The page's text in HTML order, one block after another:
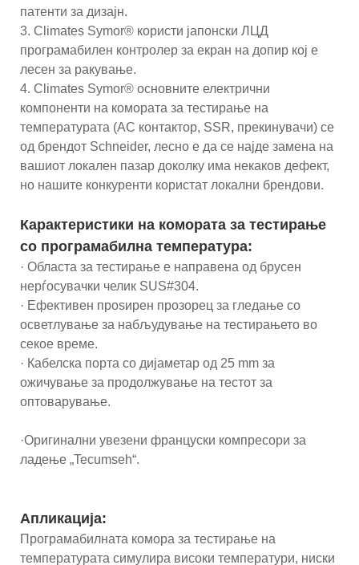
патенти за дизајн.
3. Climates Symor® користи јапонски ЛЦД
програмабилен контролер за екран на допир кој е
лесен за ракување.
4. Climates Symor® основните електрични
компоненти на комората за тестирање на
температурата (AC контактор, SSR, прекинувачи) се
од брендот Schneider, лесно е да се најде замена на
вашиот локален пазар доколку има некаков дефект,
но нашите конкуренти користат локални брендови.
Карактеристики на комората за тестирање
со програмабилна температура:
· Областа за тестирање е направена од брусен
нерѓосувачки челик SUS#304.
· Ефективен проѕирен прозорец за гледање со
осветлување за набљудување на тестирањето во
секое време.
· Кабелска порта со дијаметар од 25 mm за
ожичување за продолжување на тестот за
оптоварување.
·Оригинални увезени француски компресори за
ладење „Tecumseh“.
Апликација:
Програмабилната комора за тестирање на
температурата симулира високи температури, ниски